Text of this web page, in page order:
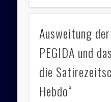
Ausweitung
PEGIDA und
die
Hebdo“